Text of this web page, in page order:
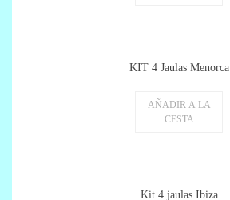
KIT 4 Jaulas Menorca
AÑADIR A LA
CESTA
Kit 4 jaulas Ibiza